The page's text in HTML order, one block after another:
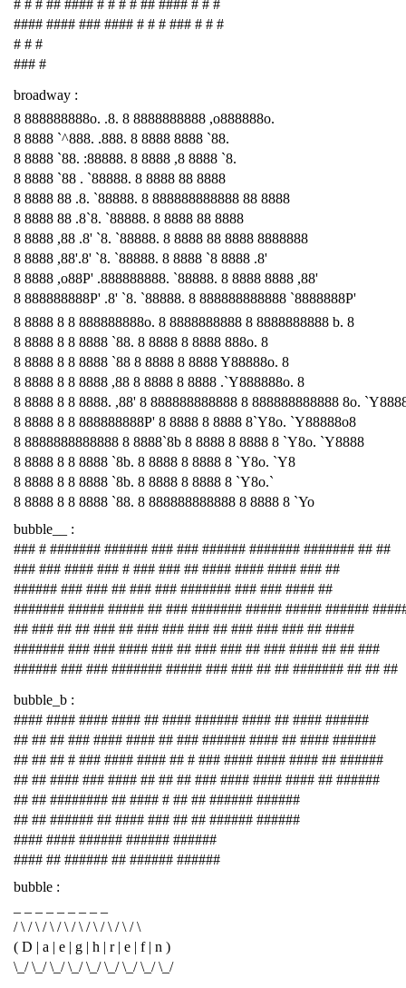
# # # ## #### # # # # ## #### # # #
#### #### ### #### # # # ### # # #
# # #
### #
broadway :
8 888888888o. .8. 8 8888888888 ,o888888o.
8 8888 `^888. .888. 8 8888 8888 `88.
8 8888 `88. :88888. 8 8888 ,8 8888 `8.
8 8888 `88 . `88888. 8 8888 88 8888
8 8888 88 .8. `88888. 8 888888888888 88 8888
8 8888 88 .8`8. `88888. 8 8888 88 8888
8 8888 ,88 .8' `8. `88888. 8 8888 88 8888 8888888
8 8888 ,88'.8' `8. `88888. 8 8888 `8 8888 .8'
8 8888 ,o88P' .888888888. `88888. 8 8888 8888 ,88'
8 888888888P' .8' `8. `88888. 8 888888888888 `8888888P'
8 8888 8 8 888888888o. 8 8888888888 8 8888888888 b. 8
8 8888 8 8 8888 `88. 8 8888 8 8888 888o. 8
8 8888 8 8 8888 `88 8 8888 8 8888 Y88888o. 8
8 8888 8 8 8888 ,88 8 8888 8 8888 .`Y888888o. 8
8 8888 8 8 8888. ,88' 8 888888888888 8 888888888888 8o.
8 8888 8 8 888888888P' 8 8888 8 8888 8`Y8o. `Y88888o8
8 8888888888888 8 8888`8b 8 8888 8 8888 8 `Y8o. `Y8888
8 8888 8 8 8888 `8b. 8 8888 8 8888 8 `Y8o. `Y8
8 8888 8 8 8888 `8b. 8 8888 8 8888 8 `Y8o.`
8 8888 8 8 8888 `88. 8 888888888888 8 8888 8 `Yo
bubble__ :
### # ####### ###### ### ### ###### ####### ####### ## ##
### ### #### ### # ### ### ## #### #### #### ### ##
###### ### ### ## ### ### ####### ### ### #### ##
####### ##### ##### ## ### ####### ##### ##### ######
## ### ## ## ### ## ### ### ### ## ### ### ### ## ####
####### ### ### #### ### ## ### ### ## ### #### ## ## ###
###### ### ### ####### ##### ### ### ## ## ####### ## ## ##
bubble_b :
#### #### #### #### ## #### ###### #### ## #### ######
## ## ## ### #### #### ## ### ###### #### ## #### ######
## ## ## # ### #### #### ## # ### #### #### #### ## ######
## ## #### ### #### ## ## ## ### #### #### #### ## ######
## ## ######## ## #### # ## ## ###### ######
## ## ###### ## #### ### ## ## ###### ######
#### #### ###### ###### ######
#### ## ###### ## ###### ######
bubble :
/ \ / \ / \ / \ / \ / \ / \ / \ / \
( D | a | e | g | h | r | e | f | n )
\_/ \_/ \_/ \_/ \_/ \_/ \_/ \_/ \_/